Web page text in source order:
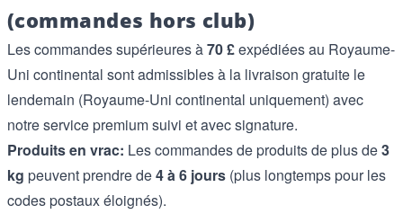
(commandes hors club)
Les commandes supérieures à70 £expédiées au Royaume-
Uni continental sont admissibles à la livraison gratuite le
lendemain (Royaume-Uni continental uniquement) avec
notre service premium suivi et avec signature.
Produits en vrac: Les commandes de produits de plus de3
kg peuvent prendre de4 à 6 jours (plus longtemps pour les
codes postaux éloignés).